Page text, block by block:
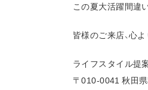
この夏大活躍間違
皆様のご来店、心
ライフスタイル提
〒010-0041 秋田